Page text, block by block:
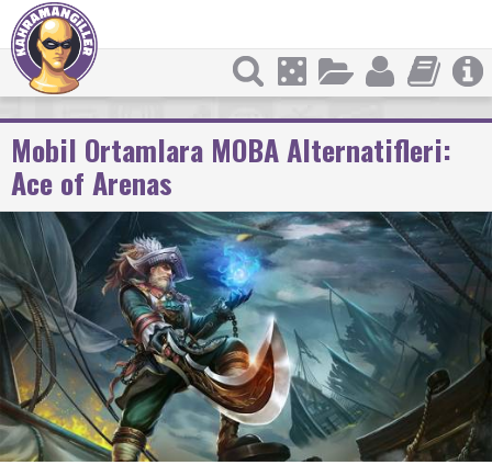
Mobil Ortamlara MOBA Alternatifleri:
Ace of Arenas